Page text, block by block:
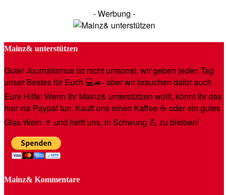
- Werbung -
Mainz& unterstützen
Guter Journalismus ist nicht umsonst, wir geben jeden Tag
unser Bestes für Euch 💻🚙- aber wir brauchen dafür auch
Eure Hilfe: Wenn Ihr Mainz& unterstützen wollt, könnt Ihr das
hier via Paypal tun. Kauft uns einen Kaffee ☕️ oder ein gutes
Glas Wein 🍷 und helft uns, in Schwung 💪 zu bleiben!
Mainz& Kommentare